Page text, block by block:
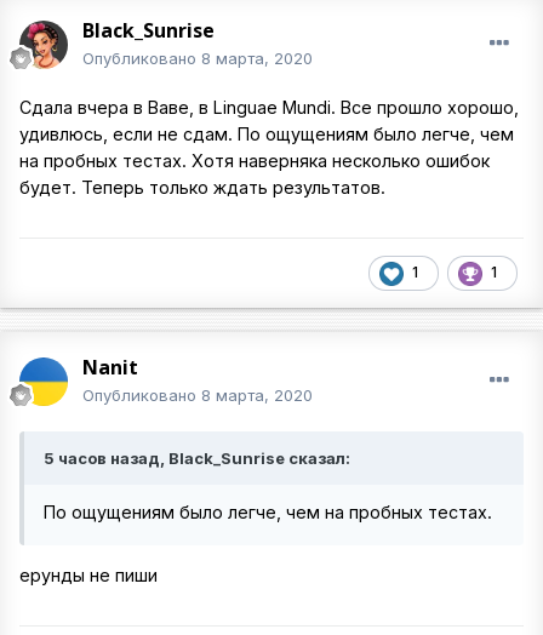
Black_Sunrise
Опубликовано 8 марта, 2020
Сдала вчера в Ваве, в Linguae Mundi. Все прошло хорошо,
удивлюсь, если не сдам. По ощущениям было легче, чем
на пробных тестах. Хотя наверняка несколько ошибок
будет. Теперь только ждать результатов.
1 1
Nanit
Опубликовано 8 марта, 2020
5 часов назад, Black_Sunrise сказал:
По ощущениям было легче, чем на пробных тестах.
ерунды не пиши